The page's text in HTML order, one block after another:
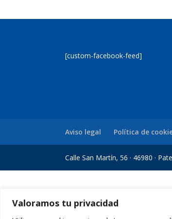
Valoramos tu privacidad
[custom-facebook-feed]
Aviso legal Política de
Calle San Martín, 56 · 46980 ·